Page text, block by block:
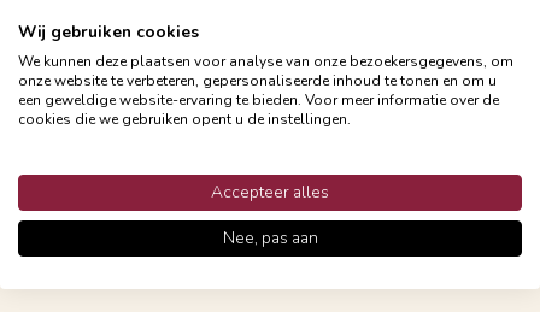
NOVÉE
Sierkussen Velvet Cross Petrol |
30x50 cm | Velvet/Polyester
Wij gebruiken cookies
We kunnen deze plaatsen voor analyse van onze bezoekersgegevens, om
onze website te verbeteren, gepersonaliseerde inhoud te tonen en om u
een geweldige website-ervaring te bieden. Voor meer informatie over de
cookies die we gebruiken opent u de instellingen.
Accepteer alles
Nee, pas aan